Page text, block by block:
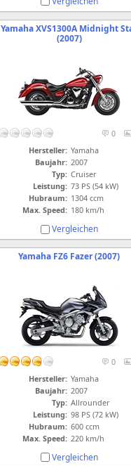
Yamaha XVS1300A Midnight
(2007)
0
Hersteller: Yamaha
Baujahr: 2007
Typ: Cruiser
Leistung: 73 PS (54 kW)
Hubraum: 1304 ccm
Max. Speed: 180 km/h
Vergleichen
Yamaha FZ6 Fazer (2007)
0
Hersteller: Yamaha
Baujahr: 2007
Typ: Allrounder
Leistung: 98 PS (72 kW)
Hubraum: 600 ccm
Max. Speed: 220 km/h
Vergleichen